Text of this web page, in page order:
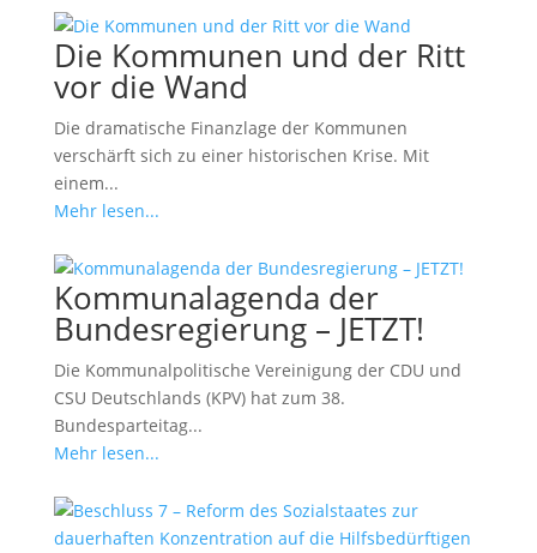
Die Kommunen und der Ritt
vor die Wand
Die dramatische Finanzlage der Kommunen
verschärft sich zu einer historischen Krise. Mit
einem...
Mehr lesen...
Kommunalagenda der
Bundesregierung – JETZT!
Die Kommunalpolitische Vereinigung der CDU und
CSU Deutschlands (KPV) hat zum 38.
Bundesparteitag...
Mehr lesen...